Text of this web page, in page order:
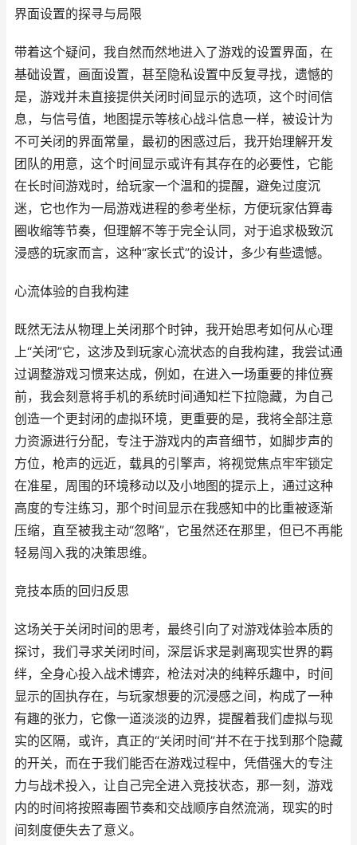
界面设置的探寻与局限
带着这个疑问，我自然而然地进入了游戏的设置界面，在
基础设置，画面设置，甚至隐私设置中反复寻找，遗憾的
是，游戏并未直接提供关闭时间显示的选项，这个时间信
息，与信号值，地图提示等核心战斗信息一样，被设计为
不可关闭的界面常量，最初的困惑过后，我开始理解开发
团队的用意，这个时间显示或许有其存在的必要性，它能
在长时间游戏时，给玩家一个温和的提醒，避免过度沉
迷，它也作为一局游戏进程的参考坐标，方便玩家估算毒
圈收缩等节奏，但理解不等于完全认同，对于追求极致沉
浸感的玩家而言，这种“家长式”的设计，多少有些遗憾。
心流体验的自我构建
既然无法从物理上关闭那个时钟，我开始思考如何从心理
上“关闭”它，这涉及到玩家心流状态的自我构建，我尝试通
过调整游戏习惯来达成，例如，在进入一场重要的排位赛
前，我会刻意将手机的系统时间通知栏下拉隐藏，为自己
创造一个更封闭的虚拟环境，更重要的是，我将全部注意
力资源进行分配，专注于游戏内的声音细节，如脚步声的
方位，枪声的远近，载具的引擎声，将视觉焦点牢牢锁定
在准星，周围的环境移动以及小地图的提示上，通过这种
高度的专注练习，那个时间显示在我感知中的比重被逐渐
压缩，直至被我主动“忽略”，它虽然还在那里，但已不再能
轻易闯入我的决策思维。
竞技本质的回归反思
这场关于关闭时间的思考，最终引向了对游戏体验本质的
探讨，我们寻求关闭时间，深层诉求是剥离现实世界的羁
绊，全身心投入战术博弈，枪法对决的纯粹乐趣中，时间
显示的固执存在，与玩家想要的沉浸感之间，构成了一种
有趣的张力，它像一道淡淡的边界，提醒着我们虚拟与现
实的区隔，或许，真正的“关闭时间”并不在于找到那个隐藏
的开关，而在于我们能否在游戏过程中，凭借强大的专注
力与战术投入，让自己完全进入竞技状态，那一刻，游戏
内的时间将按照毒圈节奏和交战顺序自然流淌，现实的时
间刻度便失去了意义。